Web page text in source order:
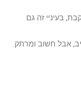
בעיניי זה גם
אבל חשוב ומרתק.